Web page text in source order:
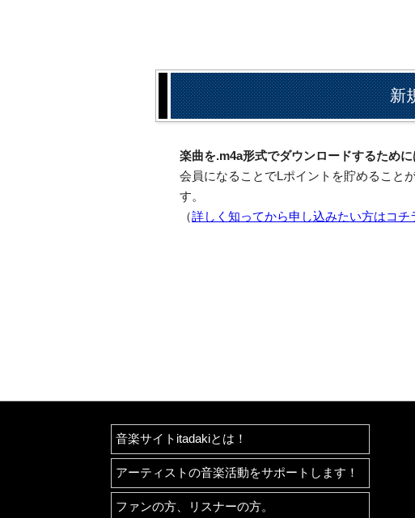
新
楽曲を.m4a形式でダウンロードするため
会員になることでLポイントを貯めること
す。
（詳しく知ってから申し込みたい方はコ
音楽サイトitadakiとは！
アーティストの音楽活動をサポートします！
ファンの方、リスナーの方。